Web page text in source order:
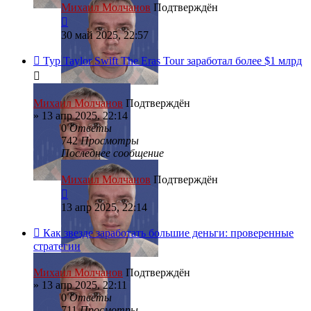
Михаил Молчанов Подтверждён
30 май 2025, 22:57
Тур Taylor Swift The Eras Tour заработал более $1 млрд
Михаил Молчанов Подтверждён
» 13 апр 2025, 22:14
0Ответы
742Просмотры
Последнее сообщение
Михаил Молчанов Подтверждён
13 апр 2025, 22:14
Как звезде заработать большие деньги: проверенные
стратегии
Михаил Молчанов Подтверждён
» 13 апр 2025, 22:11
0Ответы